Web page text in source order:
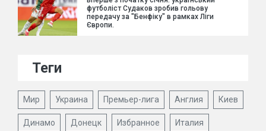
футболіст Судаков зробив гольову
передачу за "Бенфіку" в рамках Ліги
Європи.
Теги
Мир Украина Премьер-лига Англия Киев
Динамо Донецк Избранное Италия